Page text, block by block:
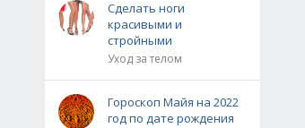
Сделать ноги
красивыми и
стройными
Уход за телом
Гороскоп Майя на 2022
год по дате рождения